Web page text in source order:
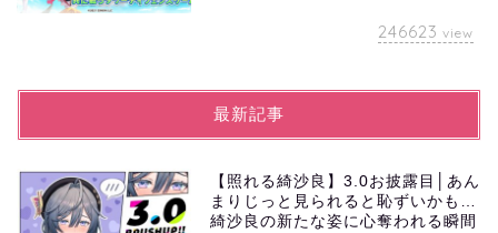
246623 view
最新記事
【照れる綺沙良】3.0お披露目│あん
まりじっと見られると恥ずいかも…
綺沙良の新たな姿に心奪われる瞬間